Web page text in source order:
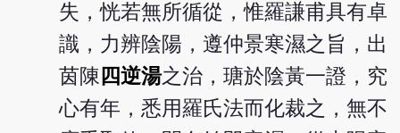
失，恍若無所循從，惟羅謙甫具有卓
識，力辨陰陽，遵仲景寒濕之旨，出
茵陳 四逆湯之治，瑭於陰黃一證，究
心有年，悉用羅氏法而化裁之，無不